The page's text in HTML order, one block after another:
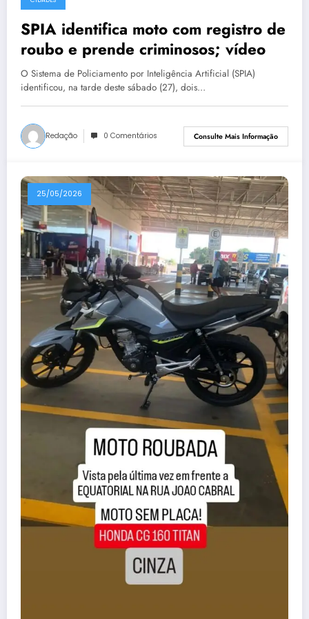
SPIA identifica moto com registro de
roubo e prende criminosos; vídeo
O Sistema de Policiamento por Inteligência Artificial (SPIA)
identificou, na tarde deste sábado (27), dois…
Redação 0 Comentários Consulte Mais Informação
25/05/2026